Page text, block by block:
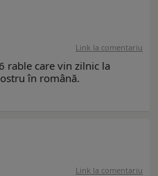
Link la comentariu
rable care vin zilnic la
în română.
Link la comentariu